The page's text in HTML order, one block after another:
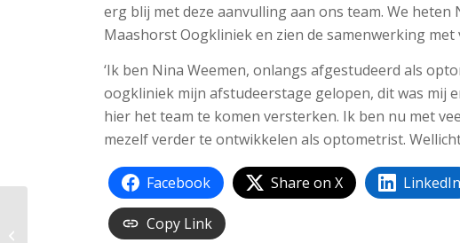
erg blij met deze aanvulling aan ons team. We
Maashorst Oogkliniek en zien de samenwerking met
‘Ik ben Nina Weemen, onlangs afgestudeerd als
oogkliniek mijn afstudeerstage gelopen, dit was mij
hier het team te komen versterken. Ik ben nu met
mezelf verder te ontwikkelen als optometrist.
Facebook Share on X LinkedIn
Copy Link
Vacature orthoptie